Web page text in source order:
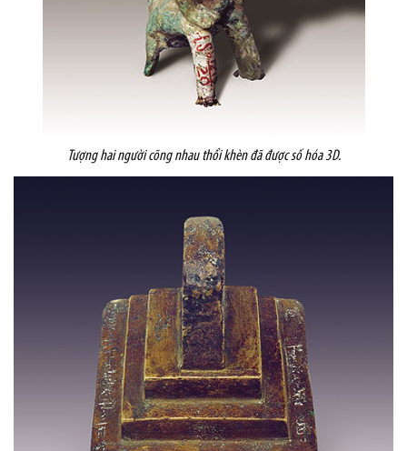
Tượng hai người cõng nhau thổi khènđã được số hóa 3D.